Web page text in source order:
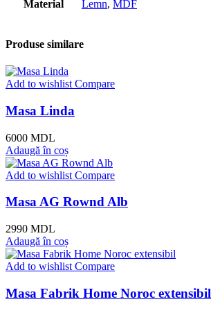
Material Lemn, MDF
Produse similare
Add to wishlist Compare
Masa Linda
6000 MDL
Adaugă în coș
Add to wishlist Compare
Masa AG Rownd Alb
2990 MDL
Adaugă în coș
Add to wishlist Compare
Masa Fabrik Home Noroc extensibil